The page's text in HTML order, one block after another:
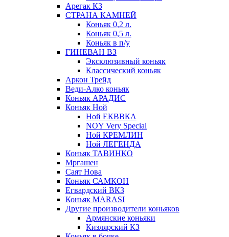
Арегак КЗ
СТРАНА КАМНЕЙ
Коньяк 0,2 л.
Коньяк 0,5 л.
Коньяк в п/у
ГИНЕВАН ВЗ
Эксклюзивный коньяк
Классический коньяк
Аркон Трейд
Веди-Алко коньяк
Коньяк АРАДИС
Коньяк Ной
Ной ЕКВВКА
NOY Very Special
Ной КРЕМЛИН
Ной ЛЕГЕНДА
Коньяк ТАВИНКО
Мргашен
Саят Нова
Коньяк САМКОН
Егвардский ВКЗ
Коньяк MARASI
Другие производители коньяков
Армянские коньяки
Кизлярский КЗ